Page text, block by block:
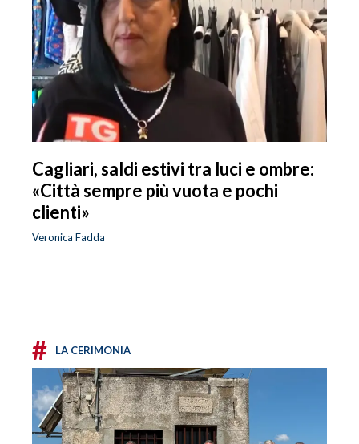
Cagliari, saldi estivi tra luci e ombre:
«Città sempre più vuota e pochi
clienti»
Veronica Fadda
# LA CERIMONIA